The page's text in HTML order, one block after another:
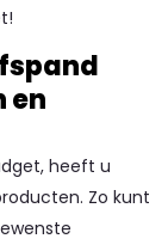
en
heeft u
Zo kunt